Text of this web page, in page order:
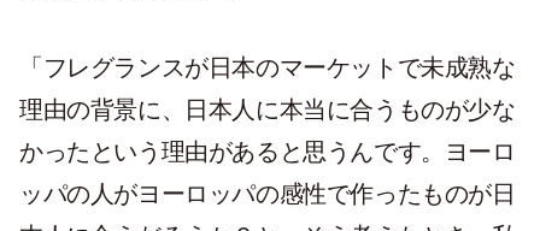
「フレグランスが日本のマーケットで未成熟な
理由の背景に、日本人に本当に合うものが少な
かったという理由があると思うんです。ヨーロ
ッパの人がヨーロッパの感性で作ったものが日